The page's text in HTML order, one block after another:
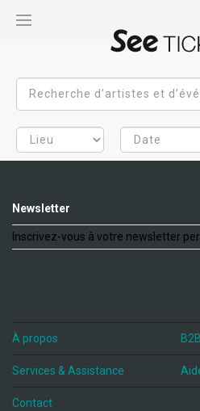
Newsletter
Inscrivez-vous à votre newsletter
À propos B2B
Services & Assistance
Contact